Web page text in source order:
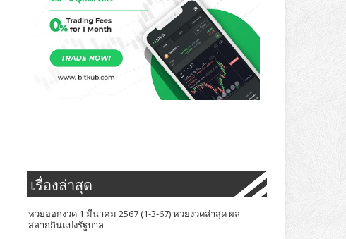
เรื่องล่าสุด
หวยออกงวด 1 มีนาคม 2567 (1-3-67) หวยงวดล่าสุด ผล
สลากกินแบ่งรัฐบาล